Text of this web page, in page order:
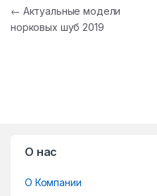
Навигация по
← Актуальные модели
норковых шуб 2019
О нас
О Компании